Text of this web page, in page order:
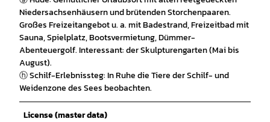
Niedersachsenhäusern und brütenden Storchenpaaren.
Großes Freizeitangebot u. a. mit Badestrand, Freizeitbad mit
Sauna, Spielplatz, Bootsvermietung, Dümmer-
Abenteuergolf. Interessant: der Skulpturengarten (Mai bis
August).
ⓗ Schilf-Erlebnissteg: In Ruhe die Tiere der Schilf- und
Weidenzone des Sees beobachten.
License (master data)